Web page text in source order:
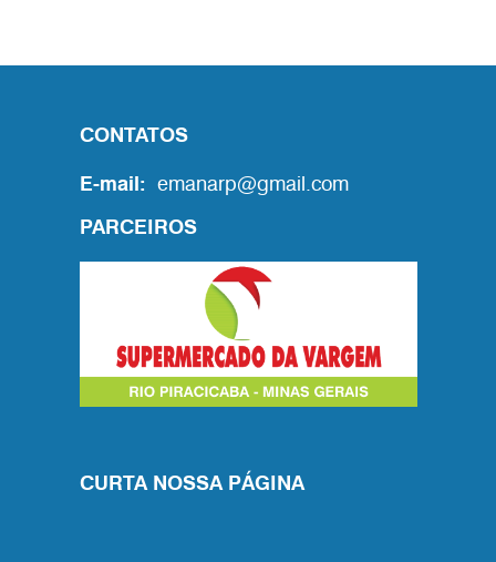
CONTATOS
E-mail: emanarp@gmail.com
PARCEIROS
CURTA NOSSA PÁGINA